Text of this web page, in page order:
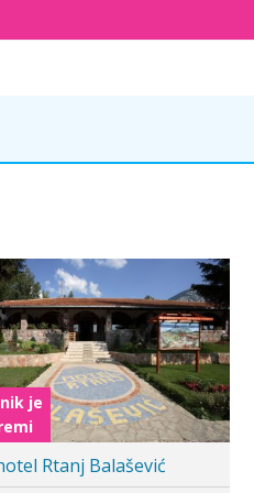
u Prag 8. mart